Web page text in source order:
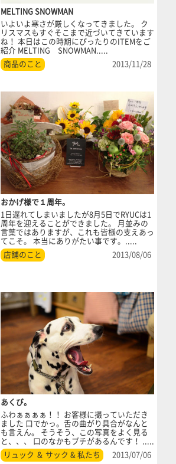
MELTING SNOWMAN
いよいよ寒さが厳しくなってきました。 ク
リスマスもすぐそこまで近づいてきています
ね！ 本日はこの時期にぴったりのITEMをご
紹介 MELTING SNOWMAN.....
商品のこと
2013/11/28
おかげ様で１周年。
1日遅れてしまいましたが8月5日でRYUCは1
周年を迎えることができました。 月並みの
言葉ではありますが、これも皆様の支えあっ
てこそ。 本当にありがたい事です。.....
店舗のこと
2013/08/06
あくび。
ふわぁぁぁぁ！！ お客様に撮っていただき
ました 口でかっ。舌の曲がり具合がなんと
も言えん。 そうそう、この写真をよく見る
と、、、 口のなかもブチがあるんです！ .....
リュック ＆ サック & 私たち
2013/07/06